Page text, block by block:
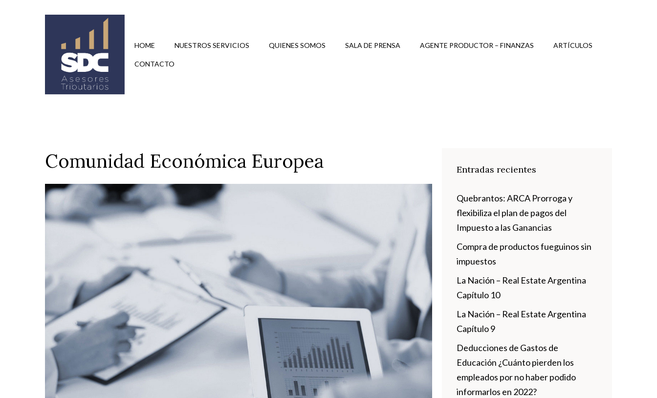
HOME NUESTROS SERVICIOS QUIENES SOMOS SALA DE PRENSA AGENTE PRODUCTOR – FINANZAS ARTÍCULOS
CONTACTO
Comunidad Económica Europea Entradas recientes
Quebrantos: ARCA Prorroga y
flexibiliza el plan de pagos del
Impuesto a las Ganancias
Compra de productos fueguinos sin
impuestos
La Nación – Real Estate Argentina
Capítulo 10
La Nación – Real Estate Argentina
Capítulo 9
Deducciones de Gastos de
Educación ¿Cuánto pierden los
empleados por no haber podido
informarlos en 2022?